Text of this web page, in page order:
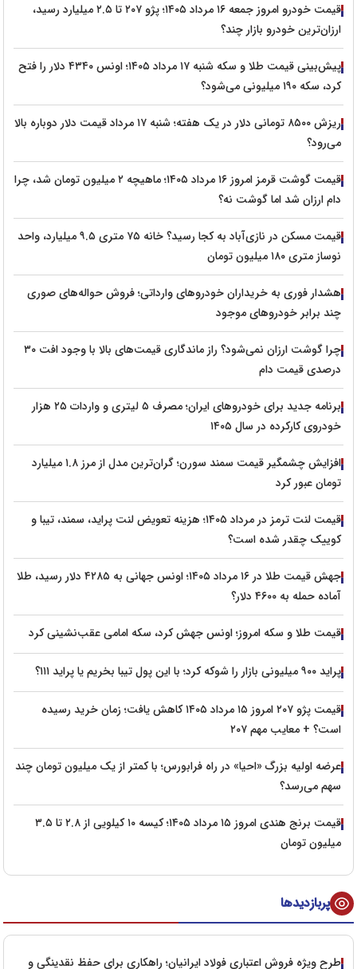
قیمت خودرو امروز جمعه ۱۶ مرداد ۱۴۰۵؛ پژو ۲۰۷ تا ۲.۵ میلیارد رسید،
ارزان‌ترین خودرو بازار چند؟
پیش‌بینی قیمت طلا و سکه شنبه ۱۷ مرداد ۱۴۰۵؛ اونس ۴۳۴۰ دلار را فتح
کرد، سکه ۱۹۰ میلیونی می‌شود؟
ریزش ۸۵۰۰ تومانی دلار در یک هفته؛ شنبه ۱۷ مرداد قیمت دلار دوباره بالا
می‌رود؟
قیمت گوشت قرمز امروز ۱۶ مرداد ۱۴۰۵؛ ماهیچه ۲ میلیون تومان شد، چرا
دام ارزان شد اما گوشت نه؟
قیمت مسکن در نازی‌آباد به کجا رسید؟ خانه ۷۵ متری ۹.۵ میلیارد، واحد
نوساز متری ۱۸۰ میلیون تومان
هشدار فوری به خریداران خودروهای وارداتی؛ فروش حواله‌های صوری
چند برابر خودروهای موجود
چرا گوشت ارزان نمی‌شود؟ راز ماندگاری قیمت‌های بالا با وجود افت ۳۰
درصدی قیمت دام
برنامه جدید برای خودروهای ایران؛ مصرف ۵ لیتری و واردات ۲۵ هزار
خودروی کارکرده در سال ۱۴۰۵
افزایش چشمگیر قیمت سمند سورن؛ گران‌ترین مدل از مرز ۱.۸ میلیارد
تومان عبور کرد
قیمت لنت ترمز در مرداد ۱۴۰۵؛ هزینه تعویض لنت پراید، سمند، تیبا و
کوییک چقدر شده است؟
جهش قیمت طلا در ۱۶ مرداد ۱۴۰۵؛ اونس جهانی به ۴۲۸۵ دلار رسید، طلا
آماده حمله به ۴۶۰۰ دلار؟
قیمت طلا و سکه امروز؛ اونس جهش کرد، سکه امامی عقب‌نشینی کرد
پراید ۹۰۰ میلیونی بازار را شوکه کرد؛ با این پول تیبا بخریم یا پراید ۱۱۱؟
قیمت پژو ۲۰۷ امروز ۱۵ مرداد ۱۴۰۵ کاهش یافت؛ زمان خرید رسیده
است؟ + معایب مهم ۲۰۷
عرضه اولیه بزرگ «احیا» در راه فرابورس؛ با کمتر از یک میلیون تومان چند
سهم می‌رسد؟
قیمت برنج هندی امروز ۱۵ مرداد ۱۴۰۵؛ کیسه ۱۰ کیلویی از ۲.۸ تا ۳.۵
میلیون تومان
پربازدیدها
طرح ویژه فروش اعتباری فولاد ایرانیان؛ راهکاری برای حفظ نقدینگی و